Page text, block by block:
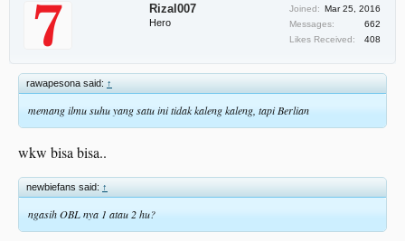
sekarang.
Saya asal2an jawab, pasang harga "$50 / posting" .
Kalo bule asli (amerika, inggris, eropa) mereka GAK NAWAR!. deal langsung!.
/ posting.
Berikta SS di peypal.
i.imgur.com/IOtP798.png
Rizal007
Hero
Joined: Mar 25, 2016
Messages:
662
Likes Received:
408
rawapesona said: ↑
memang ilmu suhu yang satu ini tidak kaleng kaleng, tapi Berlian
wkw bisa bisa..
newbiefans said: ↑
ngasih OBL nya 1 atau 2 hu?